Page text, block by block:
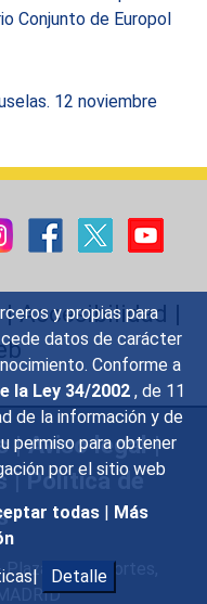
y propias para
datos de carácter
Conforme a
la Ley 34/2002 , de 11
de la información y de
permiso para obtener
por el sitio web
todas | Más
Detalle
Conjunto de Europol
12 noviembre
|Accesibilidad |
|Aviso legal|
|Política de
de las Cortes,